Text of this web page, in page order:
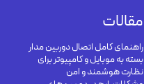
مقالات
راهنمای کامل اتصال دوربین مدار
بسته به موبایل و کامپیوتر برای
نظارت هوشمند و امن